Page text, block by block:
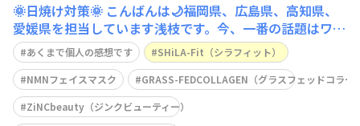
🌞日焼け対策🌞 こんばんは🌙福岡県、広島県、高知県、
愛媛県を担当しています浅枝です。今、一番の話題はワー
ルドカップ⚽️盛り上がってますねー🔥昨日の 日本🇯🇵は
vsブラジル🇧🇷惜しくも負けてしまいましたが、夫婦で
リアルタイムテレビ観戦📺️感動を貰いましたー✨️さてさ
て、今回のテーマは『紫外線対策』九州は、まだ梅雨明け
あくまで個人の感想です
SHiLA-Fit（シラフィット）
NMNフェイスマスク
GRASS-FEDCOLLAGEN（グラスフェッドコラー
ZiNCbeauty（ジンクビューティー）